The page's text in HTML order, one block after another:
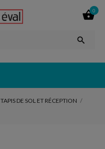

0

TAPIS DE SOL ET RÉCEPTION